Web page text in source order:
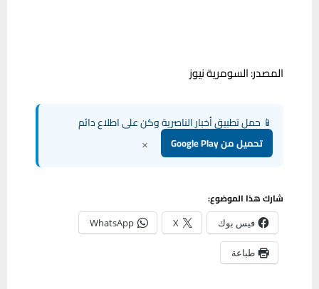
المصدر: السومرية نيوز
📱 حمل تطبيق أخبار الناصرية وكن على اطلاع دائم
تحميل من Google Play ×
شارك هذا الموضوع:
فيس بوك X
WhatsApp
طباعة